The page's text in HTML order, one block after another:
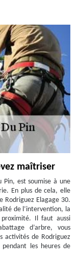
maîtriser
Pin, est soumise à une
En plus de cela, elle
Rodriguez Elagage 30.
de l’intervention, la
Il faut aussi
d’arbre, vous
activités de Rodriguez
les heures de